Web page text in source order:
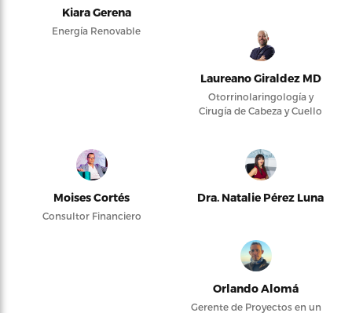
Kiara Gerena
Energía Renovable
Laureano Giraldez MD
Otorrinolaringología y
Cirugía de Cabeza y Cuello
Moises Cortés
Consultor Financiero
Dra. Natalie Pérez Luna
Orlando Alomá
Gerente de Proyectos en un